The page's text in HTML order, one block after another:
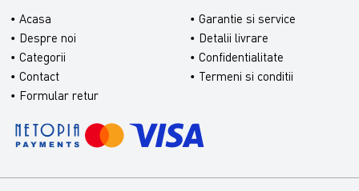
Acasa
Despre noi
Categorii
Contact
Formular retur
Garantie si service
Detalii livrare
Confidentialitate
Termeni si conditii